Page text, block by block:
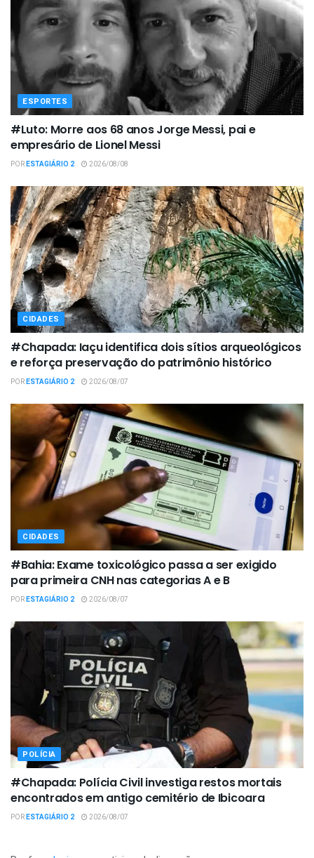
ESPORTES
#Luto: Morre aos 68 anos Jorge Messi, pai e
empresário de Lionel Messi
PORESTAGIÁRIO 2 2026/08/08
CIDADES
#Chapada: Iaçu identifica dois sítios arqueológicos
e reforça preservação do patrimônio histórico
PORESTAGIÁRIO 2 2026/08/07
CIDADES
#Bahia: Exame toxicológico passa a ser exigido
para primeira CNH nas categorias A e B
PORESTAGIÁRIO 2 2026/08/07
POLÍCIA
#Chapada: Polícia Civil investiga restos mortais
encontrados em antigo cemitério de Ibicoara
PORESTAGIÁRIO 2 2026/08/07